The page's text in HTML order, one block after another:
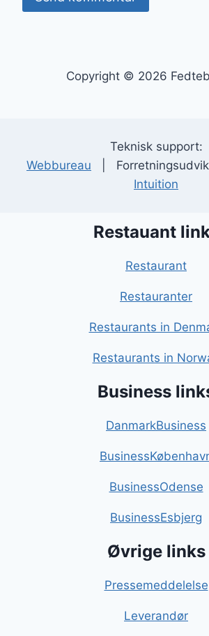
Copyright © 2026
Teknisk support:
Webbureau |
Intuition
Restauant
Restaurant
Restauranter
Restaurants in
Restaurants in
Business
DanmarkBusiness
BusinessOdense
BusinessEsbjerg
Øvrige links
Pressemeddelelse
Leverandør